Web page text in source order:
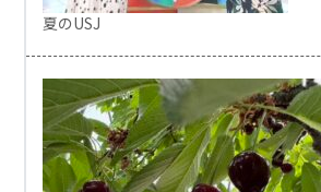
夏のUSJ